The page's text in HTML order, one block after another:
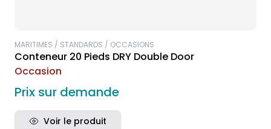
MARITIMES / STANDARDS / OCCASIONS
Conteneur 20 Pieds DRY Double Door
Occasion
Prix sur demande
Voir le produit